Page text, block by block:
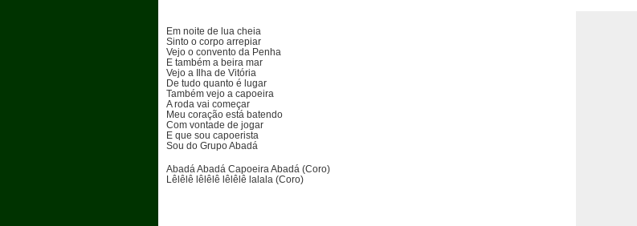
Em noite de lua cheia
Sinto o corpo arrepiar
Vejo o convento da Penha
E também a beira mar
Vejo a Ilha de Vitória
De tudo quanto é lugar
Também vejo a capoeira
A roda vai começar
Meu coração está batendo
Com vontade de jogar
E que sou capoerista
Sou do Grupo Abadá
Abadá Abadá Capoeira Abadá (Coro)
Lêlêlê lêlêlê lêlêlê lalala (Coro)